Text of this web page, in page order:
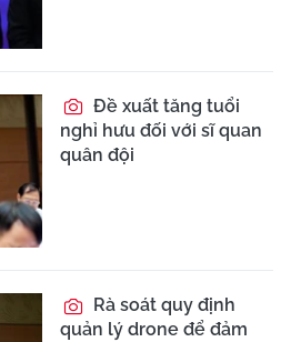
Đề xuất tăng tuổi
nghỉ hưu đối với sĩ quan
quân đội
Rà soát quy định
quản lý drone để đảm